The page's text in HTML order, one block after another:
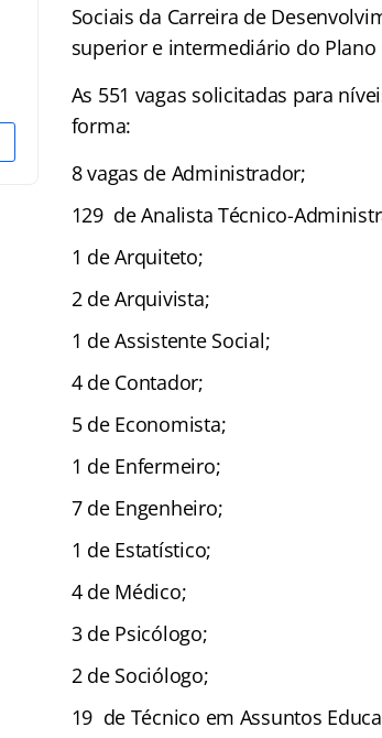
Sociais da Carreira de
superior e intermediário do Plano
As 551 vagas solicitadas para
forma:
8 vagas de Administrador;
129 de Analista Técnico-
1 de Arquiteto;
2 de Arquivista;
1 de Assistente Social;
4 de Contador;
5 de Economista;
1 de Enfermeiro;
7 de Engenheiro;
1 de Estatístico;
4 de Médico;
3 de Psicólogo;
2 de Sociólogo;
19 de Técnico em Assuntos